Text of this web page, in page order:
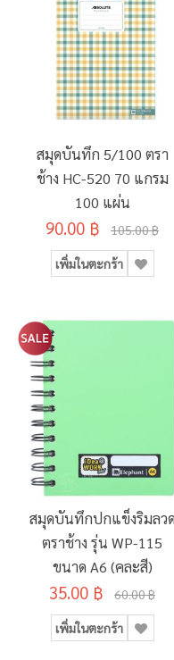
สมุดบันทึก 5/100 ตรา
ช้าง HC-520 70 แกรม
100 แผ่น
90.00 ฿ 105.00 ฿
เพิ่มในตะกร้า
สมุดบันทึกปกแข็งริมลวด
ตราช้าง รุ่น WP-115
ขนาด A6 (คละสี)
35.00 ฿ 60.00 ฿
เพิ่มในตะกร้า